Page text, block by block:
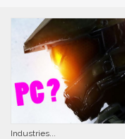
Industries...